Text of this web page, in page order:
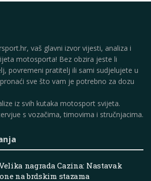
vaš glavni izvor vijesti, analiza i
motosporta! Bez obzira jeste li
povremeni pratitelj ili sami sudjelujete u
sve što vam je potrebno za dozu
iz svih kutaka motosport svijeta.
s vozačima, timovima i stručnjacima.
nagrada Cazina: Nastavak
na brdskim stazama